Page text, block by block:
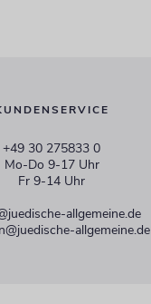
+49 30 275833 0
Mo-Do 9-17 Uhr
Fr 9-14 Uhr
allgemeine.de
allgemeine.de